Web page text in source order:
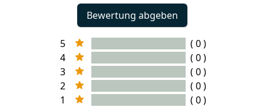
Bewertung abgeben
5
( 0 )
4
( 0 )
3
( 0 )
2
( 0 )
1
( 0 )